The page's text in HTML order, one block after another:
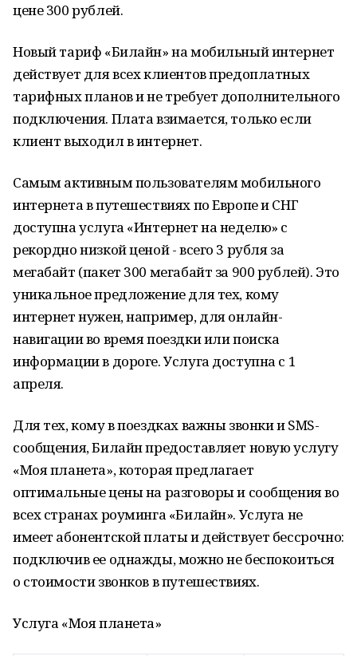
цене 300 рублей.
Новый тариф «Билайн» на мобильный интернет
действует для всех клиентов предоплатных
тарифных планов и не требует дополнительного
подключения. Плата взимается, только если
клиент выходил в интернет.
Самым активным пользователям мобильного
интернета в путешествиях по Европе и СНГ
доступна услуга «Интернет на неделю» с
рекордно низкой ценой - всего 3 рубля за
мегабайт (пакет 300 мегабайт за 900 рублей). Это
уникальное предложение для тех, кому
интернет нужен, например, для онлайн-
навигации во время поездки или поиска
информации в дороге. Услуга доступна с 1
апреля.
Для тех, кому в поездках важны звонки и SMS-
сообщения, Билайн предоставляет новую услугу
«Моя планета», которая предлагает
оптимальные цены на разговоры и сообщения во
всех странах роуминга «Билайн». Услуга не
имеет абонентской платы и действует бессрочно:
подключив ее однажды, можно не беспокоиться
о стоимости звонков в путешествиях.
Услуга «Моя планета»